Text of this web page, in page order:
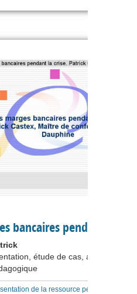
bancaires pendant la
étude de cas, animation,
de la ressource pédagogique